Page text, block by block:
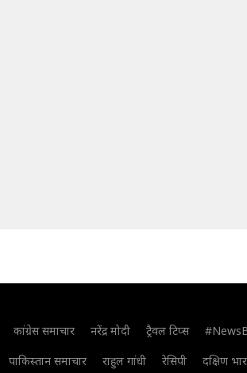
कांग्रेस समाचार नरेंद्र मोदी ट्रैवल टिप्स
पाकिस्तान समाचार राहुल गांधी रेसिपी दक्षिण